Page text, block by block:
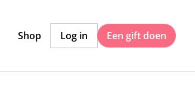
Shop Log in Een gift doen